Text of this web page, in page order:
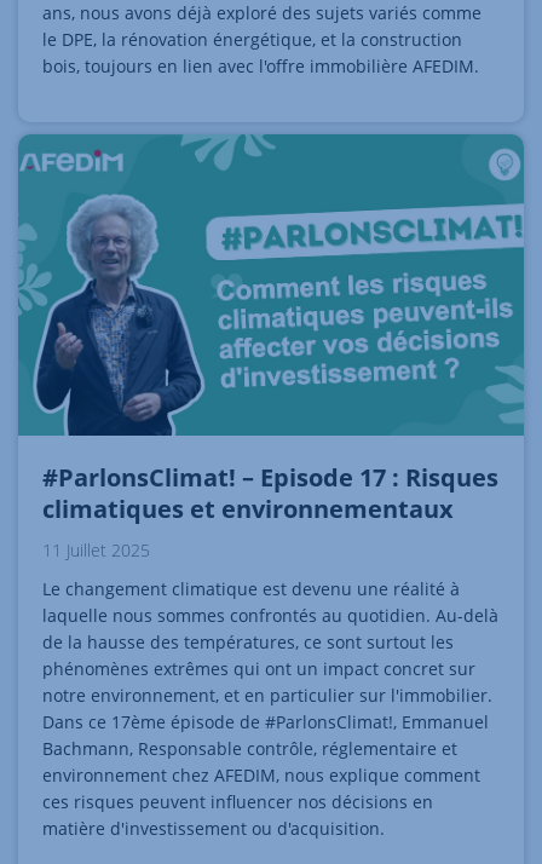
ans, nous avons déjà exploré des sujets variés comme
le DPE, la rénovation énergétique, et la construction
bois, toujours en lien avec l'offre immobilière AFEDIM.
#ParlonsClimat! – Episode 17 : Risques
climatiques et environnementaux
11 Juillet 2025
Le changement climatique est devenu une réalité à
laquelle nous sommes confrontés au quotidien. Au-delà
de la hausse des températures, ce sont surtout les
phénomènes extrêmes qui ont un impact concret sur
notre environnement, et en particulier sur l'immobilier.
Dans ce 17ème épisode de #ParlonsClimat!, Emmanuel
Bachmann, Responsable contrôle, réglementaire et
environnement chez AFEDIM, nous explique comment
ces risques peuvent influencer nos décisions en
matière d'investissement ou d'acquisition.